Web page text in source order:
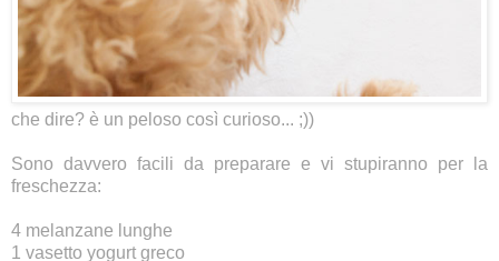
che dire? è un peloso così curioso... ;))
Sono davvero facili da preparare e vi stupiranno per la
freschezza:
4 melanzane lunghe
1 vasetto yogurt greco